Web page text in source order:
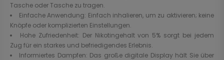
Tasche oder Tasche zu tragen.
Einfache Anwendung: Einfach inhalieren, um zu aktivieren; keine
Knöpfe oder komplizierten Einstellungen.
Hohe Zufriedenheit: Der Nikotingehalt von 5% sorgt bei jedem
Zug für ein starkes und befriedigendes Erlebnis.
Informiertes Dampfen: Das große digitale Display hält Sie über